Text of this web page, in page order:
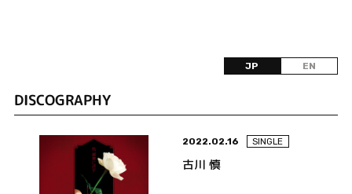
JP EN
DISCOGRAPHY
2022.02.16 SINGLE
古川 慎